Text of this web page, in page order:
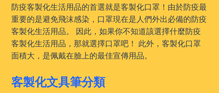
防疫客製化生活用品的首選就是客製化口罩！由於防疫最
重要的是避免飛沫感染，口罩現在是人們外出必備的防疫
客製化生活用品。 因此，如果你不知道該選擇什麼防疫
客製化生活用品，那就選擇口罩吧！ 此外，客製化口罩
面積大，是佩戴在臉上的最佳宣傳用品。
客製化文具筆分類